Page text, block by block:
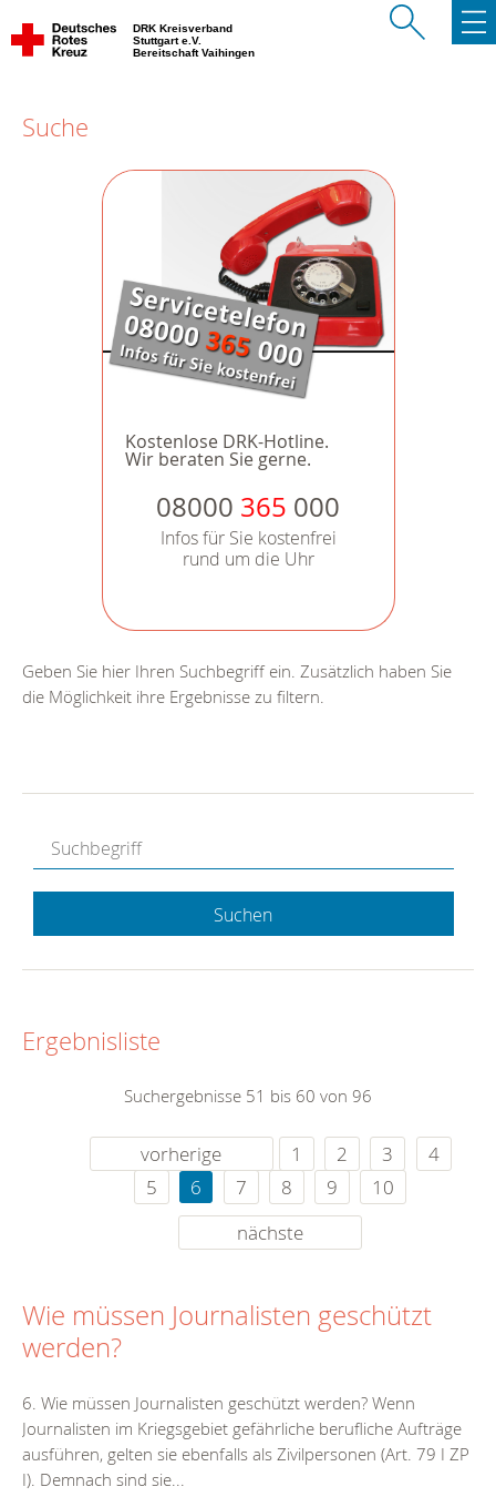
DRK Kreisverband
Stuttgart e.V.
Bereitschaft Vaihingen
Suche
Kostenlose DRK-Hotline.
Wir beraten Sie gerne.
08000 365 000
Infos für Sie kostenfrei
rund um die Uhr
Geben Sie hier Ihren Suchbegriff ein. Zusätzlich haben Sie
die Möglichkeit ihre Ergebnisse zu filtern.
Suchen
Ergebnisliste
Suchergebnisse 51 bis 60 von 96
vorherige 1 2 3
4
5
6 7 8 9
10
nächste
Wie müssen Journalisten geschützt
werden?
6. Wie müssen Journalisten geschützt werden? Wenn
Journalisten im Kriegsgebiet gefährliche berufliche Aufträge
ausführen, gelten sie ebenfalls als Zivilpersonen (Art. 79 I ZP
I). Demnach sind sie...